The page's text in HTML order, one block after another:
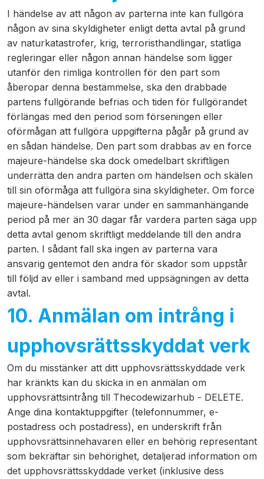
I händelse av att någon av parterna inte kan fullgöra
någon av sina skyldigheter enligt detta avtal på grund
av naturkatastrofer, krig, terroristhandlingar, statliga
regleringar eller någon annan händelse som ligger
utanför den rimliga kontrollen för den part som
åberopar denna bestämmelse, ska den drabbade
partens fullgörande befrias och tiden för fullgörandet
förlängas med den period som förseningen eller
oförmågan att fullgöra uppgifterna pågår på grund av
en sådan händelse. Den part som drabbas av en force
majeure-händelse ska dock omedelbart skriftligen
underrätta den andra parten om händelsen och skälen
till sin oförmåga att fullgöra sina skyldigheter. Om force
majeure-händelsen varar under en sammanhängande
period på mer än 30 dagar får vardera parten säga upp
detta avtal genom skriftligt meddelande till den andra
parten. I sådant fall ska ingen av parterna vara
ansvarig gentemot den andra för skador som uppstår
till följd av eller i samband med uppsägningen av detta
avtal.
10. Anmälan om intrång i
upphovsrättsskyddat verk
Om du misstänker att ditt upphovsrättsskyddade verk
har kränkts kan du skicka in en anmälan om
upphovsrättsintrång till Thecodewizarhub - DELETE.
Ange dina kontaktuppgifter (telefonnummer, e-
postadress och postadress), en underskrift från
upphovsrättsinnehavaren eller en behörig representant
som bekräftar sin behörighet, detaljerad information om
det upphovsrättsskyddade verket (inklusive dess